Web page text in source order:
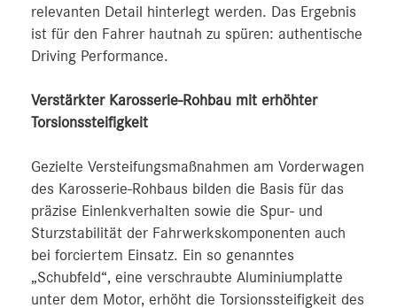
relevanten Detail hinterlegt werden. Das Ergebnis
ist für den Fahrer hautnah zu spüren: authentische
Driving Performance.
Verstärkter Karosserie-Rohbau mit erhöhter
Torsionssteifigkeit
Gezielte Versteifungsmaßnahmen am Vorderwagen
des Karosserie-Rohbaus bilden die Basis für das
präzise Einlenkverhalten sowie die Spur- und
Sturzstabilität der Fahrwerkskomponenten auch
bei forciertem Einsatz. Ein so genanntes
„Schubfeld“, eine verschraubte Aluminiumplatte
unter dem Motor, erhöht die Torsionssteifigkeit des